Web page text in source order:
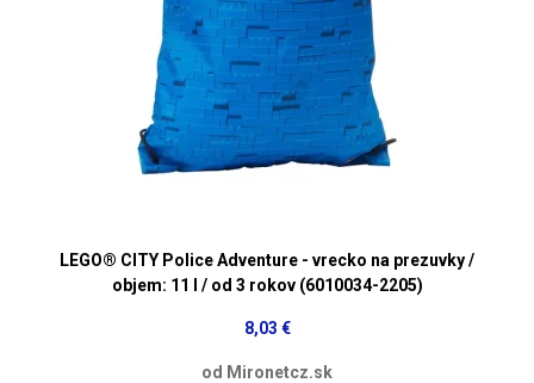
LEGO® CITY Police Adventure - vrecko na prezuvky /
objem: 11 l / od 3 rokov (6010034-2205)
8,03 €
od Mironetcz.sk